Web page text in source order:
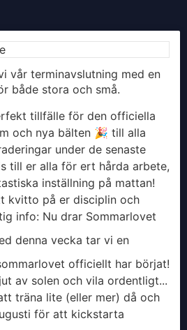
vår terminavslutning med en
både stora och små.
tillfälle för den officiella
och nya bälten 🎉 till alla
under de senaste
till er alla för ert hårda arbete,
inställning på mattan!
kvitto på er disciplin och
info: Nu drar Sommarlovet
denna vecka tar vi en
officiellt har börjat!
av solen och vila ordentligt...
träna lite (eller mer) då och
för att kickstarta